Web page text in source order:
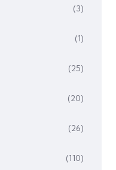
(3)
(1)
(25)
(20)
(26)
(110)